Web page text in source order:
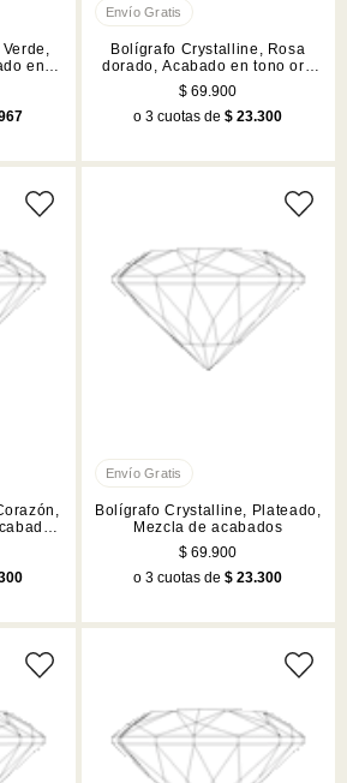
en
Bolígrafo Crystalline, Rosa
dorado, Acabado en tono oro
rosa
$ 69.900
o 3 cuotas de$ 23.300
Bolígrafo Crystalline, Plateado,
Mezcla de acabados
$ 69.900
o 3 cuotas de$ 23.300